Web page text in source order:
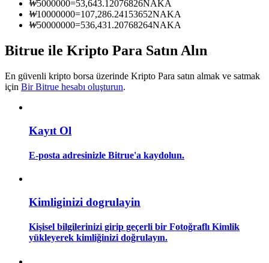
Bilgi
Rehber
₩5000000=53,643.12076826NAKA
₩10000000=107,286.24153652NAKA
₩50000000=536,431.20768264NAKA
Bitrue ile Kripto Para Satın Alın
En güvenli kripto borsa üzerinde Kripto Para satın almak ve satmak
için Bir Bitrue hesabı oluşturun.
Kayıt Ol
E-posta adresinizle Bitrue'a kaydolun.
Kimliginizi dogrulayin
Kişisel bilgilerinizi girip geçerli bir Fotoğraflı Kimlik
yükleyerek kimliğinizi doğrulayın.